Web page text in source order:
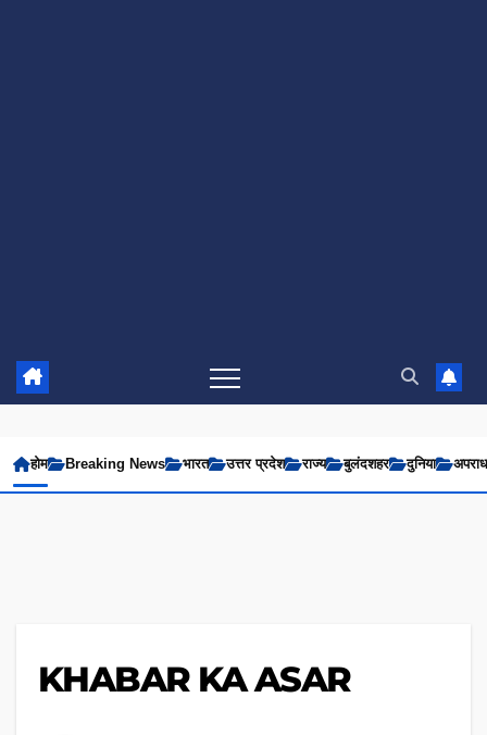
होम Breaking News भारत उत्तर प्रदेश राज्य बुलंदशहर दुनिया अपराध
KHABAR KA ASAR